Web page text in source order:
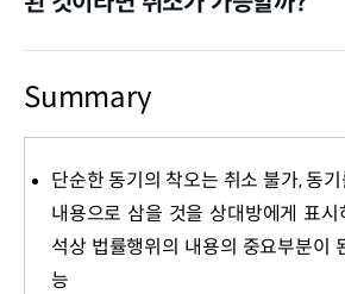
Summary
단순한 동기의 착오는 취소 불가, 동
내용으로 삼을 것을 상대방에게 표시
석상 법률행위의 내용의 중요부분이
능